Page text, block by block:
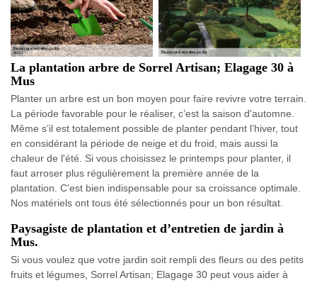
La plantation arbre de Sorrel Artisan; Elagage 30 à
Mus
Planter un arbre est un bon moyen pour faire revivre votre terrain.
La période favorable pour le réaliser, c’est la saison d'automne.
Même s’il est totalement possible de planter pendant l’hiver, tout
en considérant la période de neige et du froid, mais aussi la
chaleur de l'été. Si vous choisissez le printemps pour planter, il
faut arroser plus régulièrement la première année de la
plantation. C'est bien indispensable pour sa croissance optimale.
Nos matériels ont tous été sélectionnés pour un bon résultat.
Paysagiste de plantation et d’entretien de jardin à
Mus.
Si vous voulez que votre jardin soit rempli des fleurs ou des petits
fruits et légumes, Sorrel Artisan; Elagage 30 peut vous aider à